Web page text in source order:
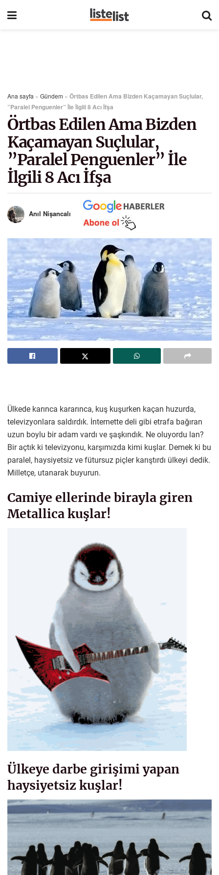
Ana sayfa » Gündem » Örtbas Edilen Ama Bizden Kaçamayan Suçlular,
”Paralel Penguenler” İle İlgili 8 Acı İfşa
Örtbas Edilen Ama Bizden
Kaçamayan Suçlular,
”Paralel Penguenler” İle
İlgili 8 Acı İfşa
Anıl Nişancalı
Ülkede karınca kararınca, kuş kuşurken kaçan huzurda,
televizyonlara saldırdık. İnternette deli gibi etrafa bağıran
uzun boylu bir adam vardı ve şaşkındık. Ne oluyordu lan?
Bir açtık ki televizyonu, karşımızda kimi kuşlar. Demek ki bu
paralel, haysiyetsiz ve fütursuz piçler karıştırdı ülkeyi dedik.
Milletçe, utanarak buyurun.
Camiye ellerinde birayla giren
Metallica kuşlar!
Ülkeye darbe girişimi yapan
haysiyetsiz kuşlar!